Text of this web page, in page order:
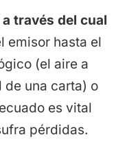
través del cual
emisor hasta el
(el aire a
de una carta) o
es vital
pérdidas.